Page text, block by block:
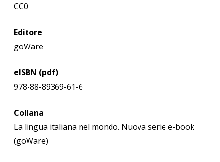
CC0
Editore
goWare
eISBN (pdf)
978-88-89369-61-6
Collana
La lingua italiana nel mondo. Nuova serie e-book
(goWare)